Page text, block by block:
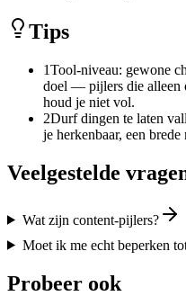
Tips
1Tool-niveau: gewone
doel — pijlers die alleen
houd je niet vol.
2Durf dingen te laten
je herkenbaar, een
Veelgestelde
Wat zijn content-pijlers?
Moet ik me echt beperken
Probeer ook